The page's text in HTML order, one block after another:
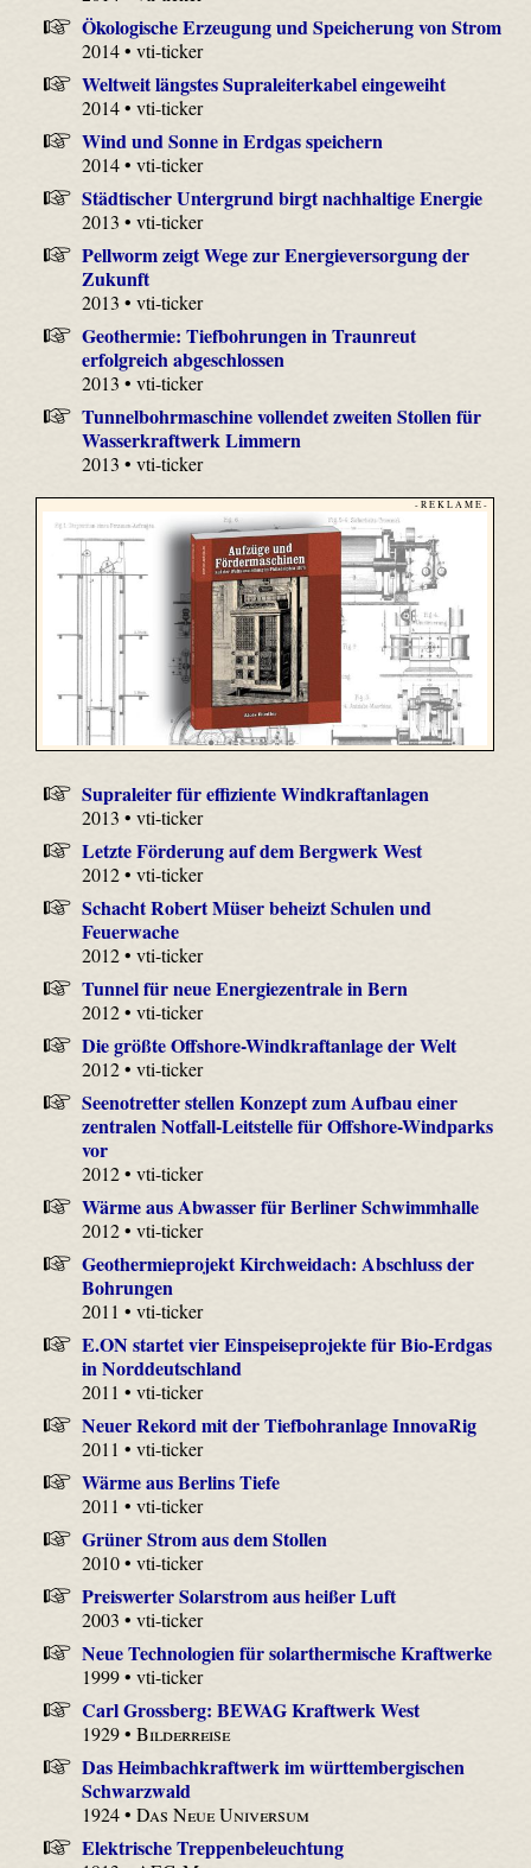
Ökologische Erzeugung und Speicherung von Strom
2014 • vti-ticker
Weltweit längstes Supraleiterkabel eingeweiht
2014 • vti-ticker
Wind und Sonne in Erdgas speichern
2014 • vti-ticker
Städtischer Untergrund birgt nachhaltige Energie
2013 • vti-ticker
Pellworm zeigt Wege zur Energieversorgung der
Zukunft
2013 • vti-ticker
Geothermie: Tiefbohrungen in Traunreut
erfolgreich abgeschlossen
2013 • vti-ticker
Tunnelbohrmaschine vollendet zweiten Stollen für
Wasserkraftwerk Limmern
2013 • vti-ticker
- R E K L A M E -
Supraleiter für effiziente Windkraftanlagen
2013 • vti-ticker
Letzte Förderung auf dem Bergwerk West
2012 • vti-ticker
Schacht Robert Müser beheizt Schulen und
Feuerwache
2012 • vti-ticker
Tunnel für neue Energiezentrale in Bern
2012 • vti-ticker
Die größte Offshore-Windkraftanlage der Welt
2012 • vti-ticker
Seenotretter stellen Konzept zum Aufbau einer
zentralen Notfall-Leitstelle für Offshore-Windparks
vor
2012 • vti-ticker
Wärme aus Abwasser für Berliner Schwimmhalle
2012 • vti-ticker
Geothermieprojekt Kirchweidach: Abschluss der
Bohrungen
2011 • vti-ticker
E.ON startet vier Einspeiseprojekte für Bio-Erdgas
in Norddeutschland
2011 • vti-ticker
Neuer Rekord mit der Tiefbohranlage InnovaRig
2011 • vti-ticker
Wärme aus Berlins Tiefe
2011 • vti-ticker
Grüner Strom aus dem Stollen
2010 • vti-ticker
Preiswerter Solarstrom aus heißer Luft
2003 • vti-ticker
Neue Technologien für solarthermische Kraftwerke
1999 • vti-ticker
Carl Grossberg: BEWAG Kraftwerk West
1929 •Bilderreise
Das Heimbachkraftwerk im württembergischen
Schwarzwald
1924 •Das Neue Universum
Elektrische Treppenbeleuchtung